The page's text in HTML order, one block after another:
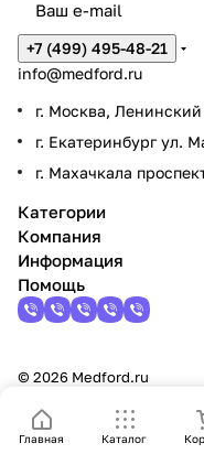
Главная Каталог
+7 (499) 495-48-21
info@medford.ru
г. Москва, Ленинский
г. Екатеринбург ул.
г. Махачкала
Категории
Компания
Информация
Помощь
© 2026 Medford.ru